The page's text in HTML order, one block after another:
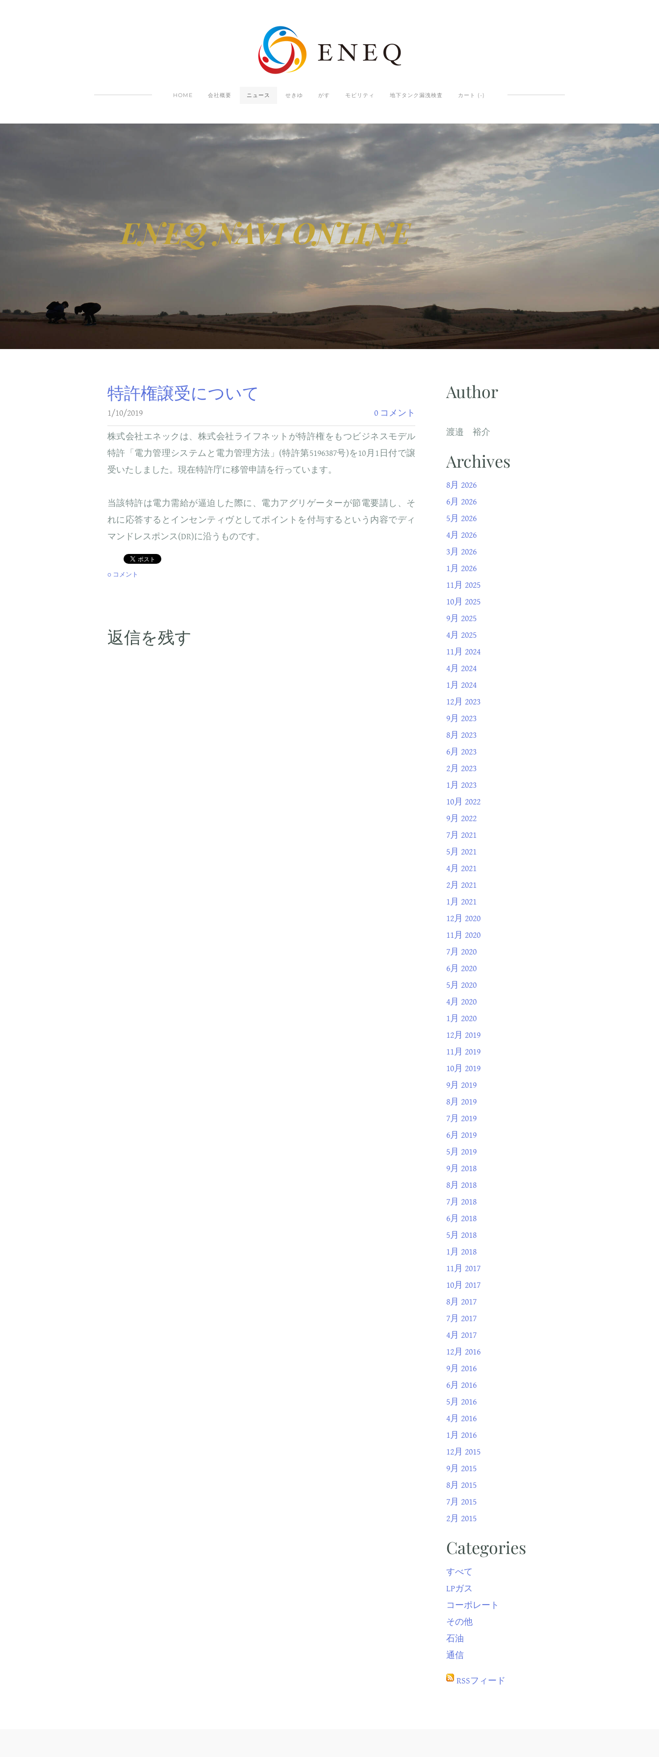
HOME 会社概要 ニュース せきゆ がす モビリティ 地下タンク漏洩検査 カート ( -)
ENEQ NAVI ONLINE
特許権譲受について
1/10/2019 0 コメント
株式会社エネックは、株式会社ライフネットが特許権をもつビジネスモデル
特許「電力管理システムと電力管理方法」(特許第5196387号)を10月1日付で譲
受いたしました。現在特許庁に移管申請を行っています。
当該特許は電力需給が逼迫した際に、電力アグリゲーターが節電要請し、そ
れに応答するとインセンティヴとしてポイントを付与するという内容でディ
マンドレスポンス(DR)に沿うものです。
0 コメント
返信を残す
Author
渡邉 裕介
Archives
8月 2026
6月 2026
5月 2026
4月 2026
3月 2026
1月 2026
11月 2025
10月 2025
9月 2025
4月 2025
11月 2024
4月 2024
1月 2024
12月 2023
9月 2023
8月 2023
6月 2023
2月 2023
1月 2023
10月 2022
9月 2022
7月 2021
5月 2021
4月 2021
2月 2021
1月 2021
12月 2020
11月 2020
7月 2020
6月 2020
5月 2020
4月 2020
1月 2020
12月 2019
11月 2019
10月 2019
9月 2019
8月 2019
7月 2019
6月 2019
5月 2019
9月 2018
8月 2018
7月 2018
6月 2018
5月 2018
1月 2018
11月 2017
10月 2017
8月 2017
7月 2017
4月 2017
12月 2016
9月 2016
6月 2016
5月 2016
4月 2016
1月 2016
12月 2015
9月 2015
8月 2015
7月 2015
2月 2015
Categories
すべて
LPガス
コーポレート
その他
石油
通信
RSSフィード